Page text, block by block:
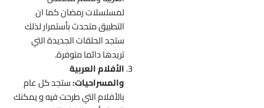
لمسلسلات رمضان كما ان
التطبيق متحدث بأستمرار لذلك
ستجد الحلقات الجديدة التي
تريدها دائما متوفرة.
الأفلام العربية
والمسراحيات:ستجد كل عام
بالأفلام التي طرحت فيه و يمكنك